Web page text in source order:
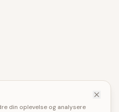
din oplevelse og analysere